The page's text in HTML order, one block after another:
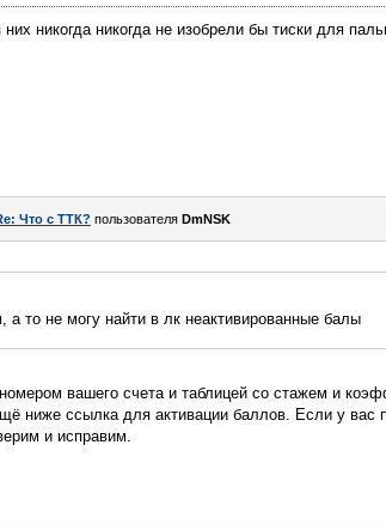
никогда никогда не изобрели бы тиски для
Что с ТТК? пользователя DmNSK
а то не могу найти в лк неактивированные балы
вашего счета и таблицей со стажем и
ниже ссылка для активации баллов. Если у вас
и исправим.